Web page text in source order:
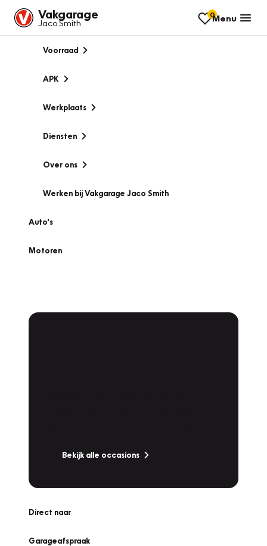
Vakgarage
Jaco Smith
0Menu
Voorraad
APK
Werkplaats
Diensten
Over ons
Werken bij Vakgarage Jaco Smith
Auto's
Motoren
Bekijk alle occasions
Direct naar
Garageafspraak